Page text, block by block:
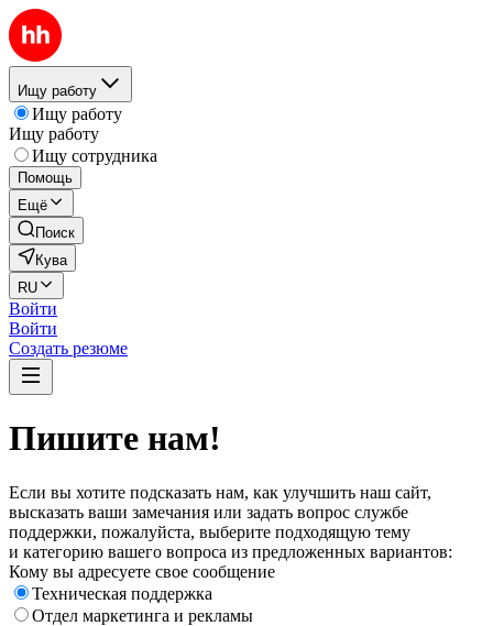
Ищу работу
Ищу работу
Ищу работу
Ищу сотрудника
Помощь
Ещё
Поиск
Кува
RU
Войти
Войти
Создать резюме
Пишите нам!
Если вы хотите подсказать нам, как улучшить наш сайт,
высказать ваши замечания или задать вопрос службе
поддержки, пожалуйста, выберите подходящую тему
и категорию вашего вопроса из предложенных вариантов:
Кому вы адресуете свое сообщение
Техническая поддержка
Отдел маркетинга и рекламы